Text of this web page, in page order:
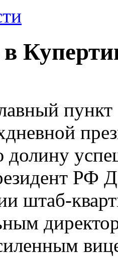
РФ
штаб-